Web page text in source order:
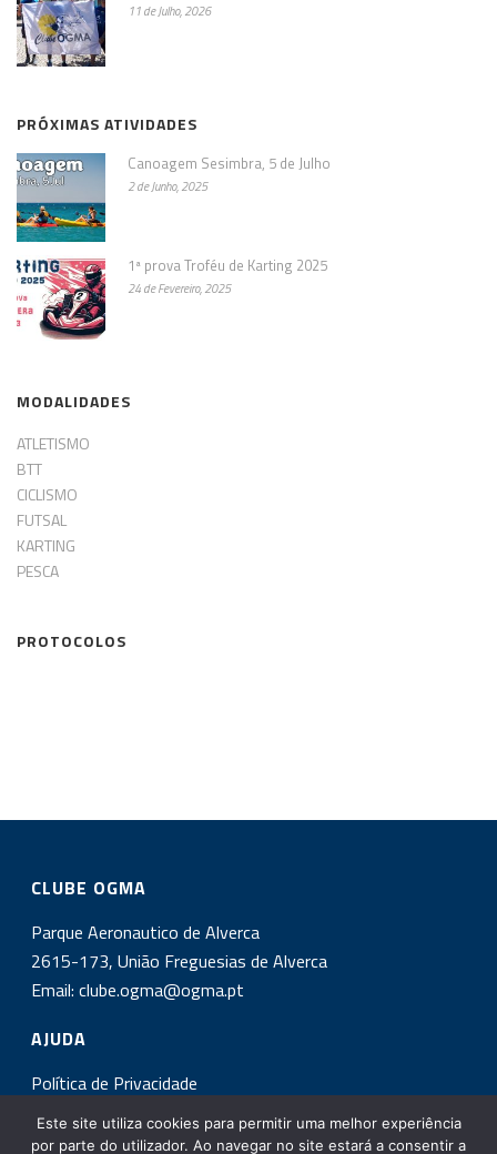
11 de Julho, 2026
PRÓXIMAS ATIVIDADES
Canoagem Sesimbra, 5 de Julho
2 de Junho, 2025
1ª prova Troféu de Karting 2025
24 de Fevereiro, 2025
MODALIDADES
ATLETISMO
BTT
CICLISMO
FUTSAL
KARTING
PESCA
PROTOCOLOS
CLUBE OGMA
Parque Aeronautico de Alverca
2615-173, União Freguesias de Alverca
Email:clube.ogma@ogma.pt
AJUDA
Política de Privacidade
INSCREVA-SE NA NOSSA NEWSLETTER!
Este site utiliza cookies para permitir uma melhor experiência
por parte do utilizador. Ao navegar no site estará a consentir a